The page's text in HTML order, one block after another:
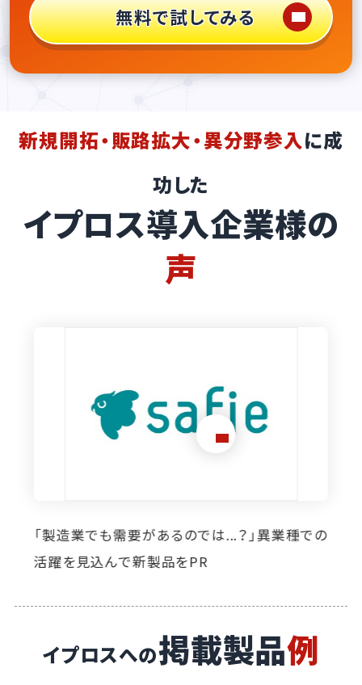
無料で試してみる
新規開拓・販路拡大・異分野参入に成
功した
イプロス導入企業様の
声
想定外のニーズ発掘に寄与。イプロス掲載によ
り自社製品の活躍の場が広がっています
イプロスへの掲載製品例